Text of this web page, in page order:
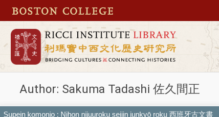
Author: Sakuma Tadashi 佐久間正
Supein komonjo : Nihon nijuuroku seijin junkyō roku 西班牙古文書